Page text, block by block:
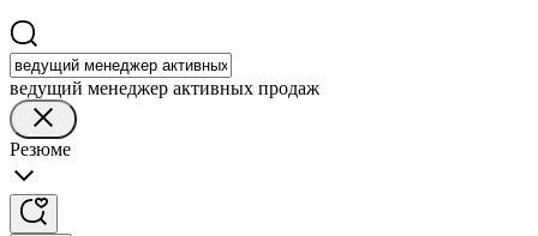
ведущий менеджер активных продаж
Резюме